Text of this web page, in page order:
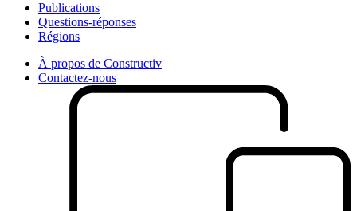
Publications
Questions-réponses
Régions
À propos de Constructiv
Contactez-nous